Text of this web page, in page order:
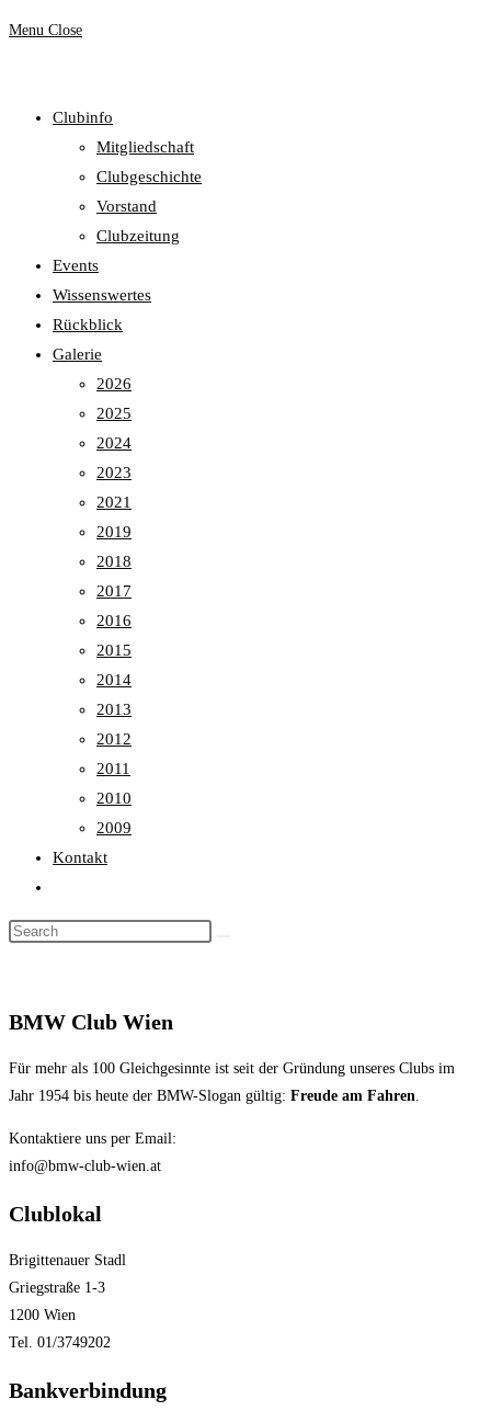
search
Menu Close
Clubinfo
Mitgliedschaft
Clubgeschichte
Vorstand
Clubzeitung
Events
Wissenswertes
Rückblick
Galerie
2026
2025
2024
2023
2021
2019
2018
2017
2016
2015
2014
2013
2012
2011
2010
2009
Kontakt
search
Search
BMW Club Wien
Für mehr als 100 Gleichgesinnte ist seit der Gründung unseres Clubs im
Jahr 1954 bis heute der BMW-Slogan gültig: Freude am Fahren.
Kontaktiere uns per Email:
info@bmw-club-wien.at
Clublokal
Brigittenauer Stadl
Griegstraße 1-3
1200 Wien
Tel. 01/3749202
Bankverbindung